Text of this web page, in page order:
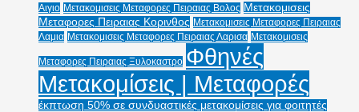
Αιγιο Μετακομισεις Μεταφορες Πειραιας Βολος Μετακομισεις
Μεταφορες Πειραιας Κορινθος Μετακομισεις Μεταφορες Πειραιας
Λαμια Μετακομισεις Μεταφορες Πειραιας Λαρισα Μετακομισεις
Μεταφορες Πειραιας Ξυλοκαστρο Φθηνές
Μετακομίσεις | Μεταφορές
έκπτωση 50% σε συνδυαστικές μετακομίσεις για φοιτητές